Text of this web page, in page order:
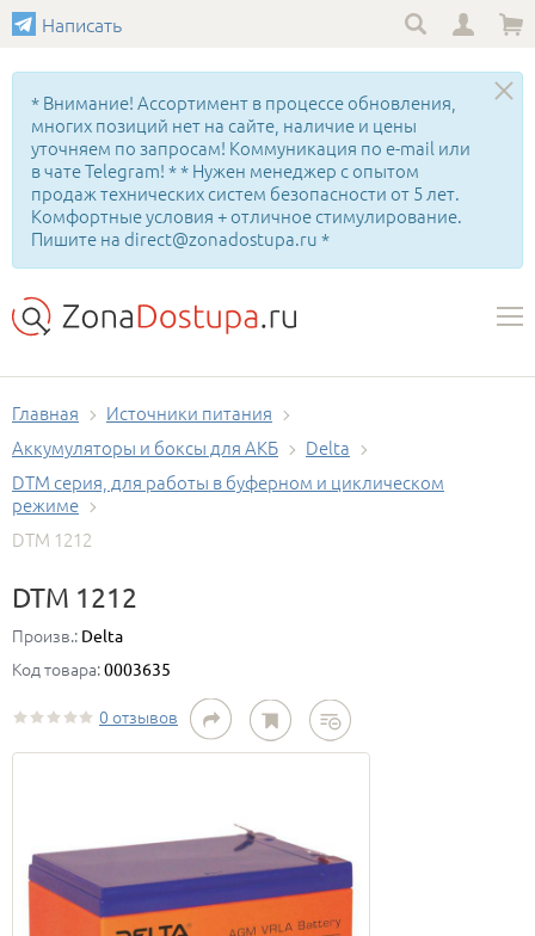
Написать
* Внимание! Ассортимент в процессе обновления,
многих позиций нет на сайте, наличие и цены
уточняем по запросам! Коммуникация по e-mail или
в чате Telegram! * * Нужен менеджер с опытом
продаж технических систем безопасности от 5 лет.
Комфортные условия + отличное стимулирование.
Пишите на direct@zonadostupa.ru *
Главная
Источники питания
Аккумуляторы и боксы для АКБ
Delta
DTM серия, для работы в буферном и циклическом
режиме
DTM 1212
DTM 1212
Произв.: Delta
Код товара:0003635
0 отзывов